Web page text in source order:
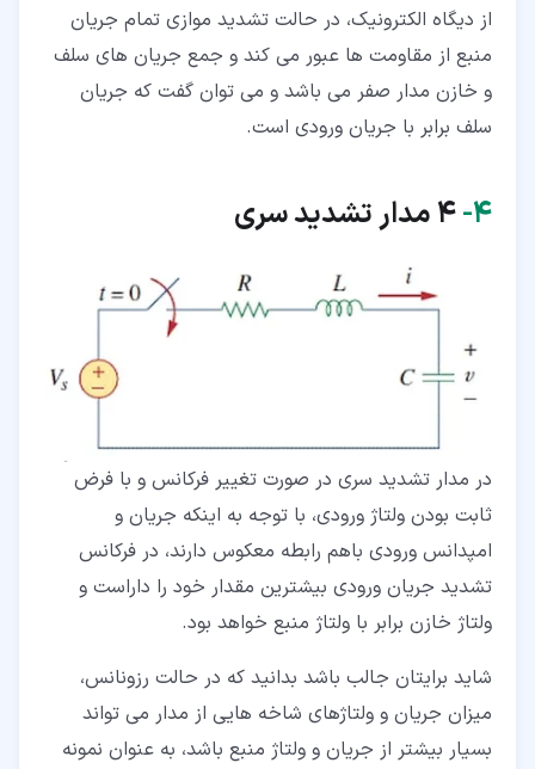
از دیگاه الکترونیک، در حالت تشدید موازی تمام جریان
منبع از مقاومت ها عبور می کند و جمع جریان های سلف
و خازن مدار صفر می باشد و می توان گفت که جریان
سلف برابر با جریان ورودی است.
۴‏- 4 مدار تشدید سری
در مدار تشدید سری در صورت تغییر فرکانس و با فرض
ثابت بودن ولتاژ ورودی، با توجه به اینکه جریان و
امپدانس ورودی باهم رابطه معکوس دارند، در فرکانس
تشدید جریان ورودی بیشترین مقدار خود را داراست و
ولتاژ خازن برابر با ولتاژ منبع خواهد بود.
شاید برایتان جالب باشد بدانید که در حالت رزونانس،
میزان جریان و ولتاژهای شاخه هایی از مدار می تواند
بسیار بیشتر از جریان و ولتاژ منبع باشد، به عنوان نمونه